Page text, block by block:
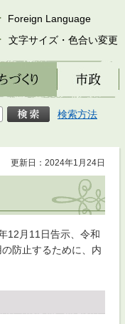
Foreign Language
文字サイズ・色合い変更
り 市政
検索方法
更新日：2024年1月24日
12月11日告示、令和
防止するために、内